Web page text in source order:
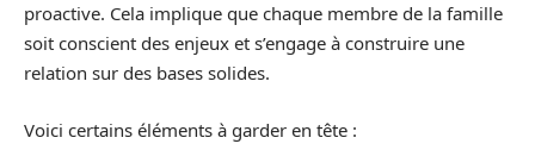
proactive. Cela implique que chaque membre de la famille
soit conscient des enjeux et s’engage à construire une
relation sur des bases solides.
Voici certains éléments à garder en tête :